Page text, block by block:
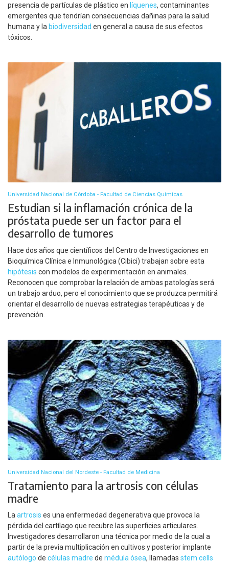
presencia de partículas de plástico en líquenes, contaminantes
emergentes que tendrían consecuencias dañinas para la salud
humana y la biodiversidad en general a causa de sus efectos
tóxicos.
Universidad Nacional de Córdoba - Facultad de Ciencias Químicas
Estudian si la inflamación crónica de la
próstata puede ser un factor para el
desarrollo de tumores
Hace dos años que científicos del Centro de Investigaciones en
Bioquímica Clínica e Inmunológica (Cibici) trabajan sobre esta
hipótesis con modelos de experimentación en animales.
Reconocen que comprobar la relación de ambas patologías será
un trabajo arduo, pero el conocimiento que se produzca permitirá
orientar el desarrollo de nuevas estrategias terapéuticas y de
prevención.
Universidad Nacional del Nordeste - Facultad de Medicina
Tratamiento para la artrosis con células
madre
La artrosis es una enfermedad degenerativa que provoca la
pérdida del cartílago que recubre las superficies articulares.
Investigadores desarrollaron una técnica por medio de la cual a
partir de la previa multiplicación en cultivos y posterior implante
autólogo de células madre de médula ósea, llamadas stem cells